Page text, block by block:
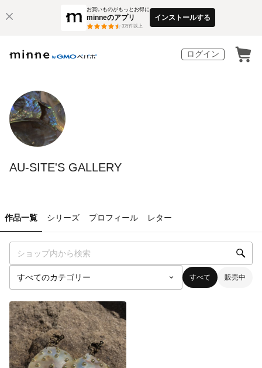
お買いものがもっとお得に
minneのアプリ
3万件以上
インストールする
ログイン
AU-SITE'S GALLERY
作品一覧 シリーズ プロフィール レター
すべて 販売中